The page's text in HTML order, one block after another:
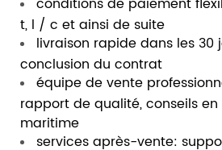
conditions de paiement
t, l / c et ainsi de suite
livraison rapide dans les 30
conclusion du contrat
équipe de vente
rapport de qualité, conseils
maritime
services après-vente: